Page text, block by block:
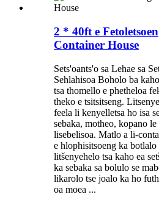
2 * 40ft e
Container House
Sets'oants'o sa Lehae sa
Sehlahisoa Boholo ba
tsa thomello e phetheloa
theko e tsitsitseng.
feela li kenyelletsa ho isa
sebaka, motheo, kopano
lisebelisoa. Matlo a li-
e hlophisitsoeng ka
litšenyehelo tsa kaho ea
ka sebaka sa bolulo se
likarolo tse joalo ka ho
oa moea ...